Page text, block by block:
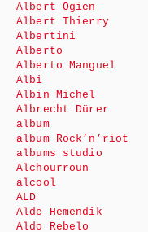
Albert Ogien
Albert Thierry
Albertini
Alberto
Alberto Manguel
Albi
Albin Michel
Albrecht Dürer
album
album Rock’n’riot
albums studio
Alchourroun
alcool
ALD
Alde Hemendik
Aldo Rebelo